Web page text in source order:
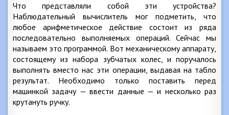
Что представляли собой эти устройства?
Наблюдательный вычислитель мог подметить, что
любое арифметическое действие состоит из ряда
последовательно выполняемых операций. Сейчас мы
называем это программой. Вот механическому аппарату,
состоящему из набора зубчатых колес, и поручалось
выполнять вместо нас эти операции, выдавая на табло
результат. Необходимо только поставить перед
машинкой задачу — ввести данные — и несколько раз
крутануть ручку.